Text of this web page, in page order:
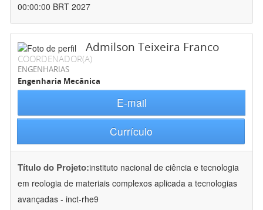
00:00:00 BRT 2027
Admilson Teixeira Franco
COORDENADOR(A)
ENGENHARIAS
Engenharia Mecânica
E-mail
Currículo
Título do Projeto:instituto nacional de ciência e tecnologia
em reologia de materiais complexos aplicada a tecnologias
avançadas - inct-rhe9